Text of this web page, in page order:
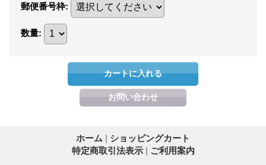
郵便番号枠:
数量:
ホーム | ショッピングカート
特定商取引法表示 | ご利用案内